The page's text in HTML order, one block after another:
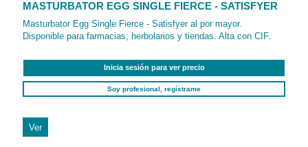
MASTURBATOR EGG SINGLE FIERCE - SATISFYER
Masturbator Egg Single Fierce - Satisfyer al por mayor.
Disponible para farmacias, herbolarios y tiendas. Alta con CIF.
Inicia sesión para ver precio
Soy profesional, regístrame
Ver